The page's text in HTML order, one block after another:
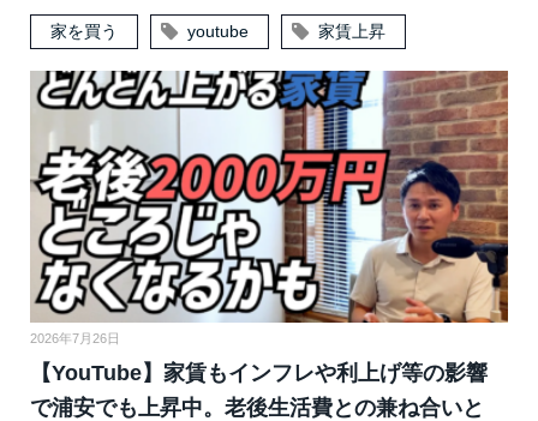
家を買う youtube 家賃上昇
2026年7月26日
【YouTube】家賃もインフレや利上げ等の影響
で浦安でも上昇中。老後生活費との兼ね合いと